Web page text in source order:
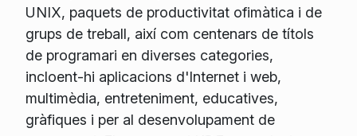
UNIX, paquets de productivitat ofimàtica i de
grups de treball, així com centenars de títols
de programari en diverses categories,
incloent-hi aplicacions d'Internet i web,
multimèdia, entreteniment, educatives,
gràfiques i per al desenvolupament de